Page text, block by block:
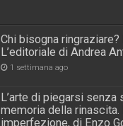
Chi bisogna ringraziare?
L’editoriale di Andrea
1 settimana ago
L’arte di piegarsi senza
memoria della
imperfezione, di Enzo